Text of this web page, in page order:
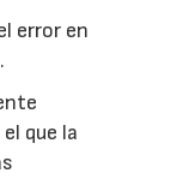
error en
que la